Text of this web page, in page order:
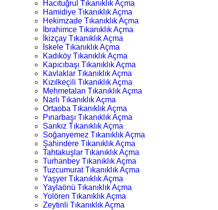
Hacıtuğrul Tıkanıklık Açma
Hamidiye Tıkanıklık Açma
Hekimzade Tıkanıklık Açma
İbrahimce Tıkanıklık Açma
İkizçay Tıkanıklık Açma
İskele Tıkanıklık Açma
Kadıköy Tıkanıklık Açma
Kapıcıbaşı Tıkanıklık Açma
Kavlaklar Tıkanıklık Açma
Kızılkeçili Tıkanıklık Açma
Mehmetalan Tıkanıklık Açma
Narlı Tıkanıklık Açma
Ortaoba Tıkanıklık Açma
Pınarbaşı Tıkanıklık Açma
Sarıkız Tıkanıklık Açma
Soğanyemez Tıkanıklık Açma
Şahindere Tıkanıklık Açma
Tahtakuşlar Tıkanıklık Açma
Turhanbey Tıkanıklık Açma
Tuzcumurat Tıkanıklık Açma
Yaşyer Tıkanıklık Açma
Yaylaönü Tıkanıklık Açma
Yolören Tıkanıklık Açma
Zeytinli Tıkanıklık Açma